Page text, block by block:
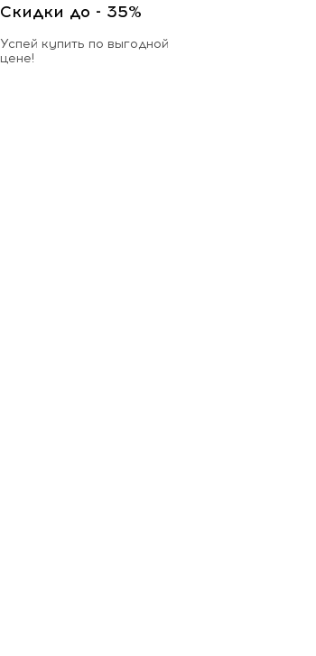
Скидки до - 35%
Успей купить по выгодной
цене!